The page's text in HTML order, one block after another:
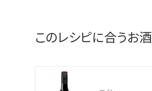
このレシピに合うお酒